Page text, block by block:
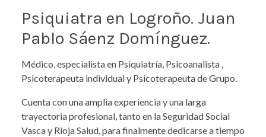
Psiquiatra en Logroño. Juan
Pablo Sáenz Domínguez.
Médico, especialista en Psiquiatría, Psicoanalista ,
Psicoterapeuta individual y Psicoterapeuta de Grupo.
Cuenta con una amplia experiencia y una larga
trayectoria profesional, tanto en la Seguridad Social
Vasca y Rioja Salud, para finalmente dedicarse a tiempo